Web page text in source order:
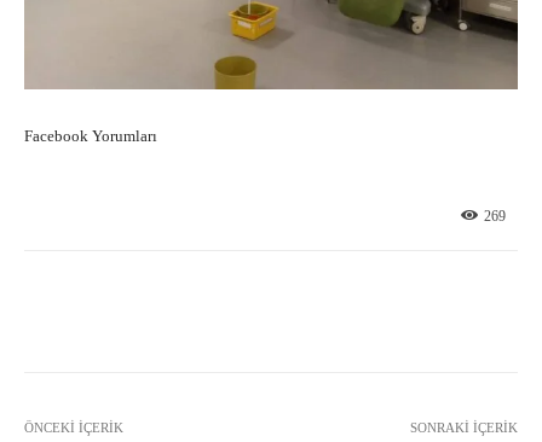
Facebook Yorumları
269
ÖNCEKI İÇERIK SONRAKI İÇERIK